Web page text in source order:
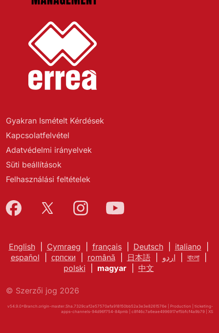
Gyakran Ismételt Kérdések
Kapcsolatfelvétel
Adatvédelmi irányelvek
Süti beállítások
Felhasználási feltételek
English| Cymraeg français| Deutsch| italiano
español
српски română| 日本語| اردو বাংলা|
polski
magyar| 中文
© Szerzői jog 2026
v54.9.0+Branch.origin-master.Sha.7329caf2e57570afa918150bb52a3e3e8261576e | Production | ticketing-
apps-channels-94d96f754-84pmb | c8f46c7a6eae4996917ef5bfcf4a9b79 | XS